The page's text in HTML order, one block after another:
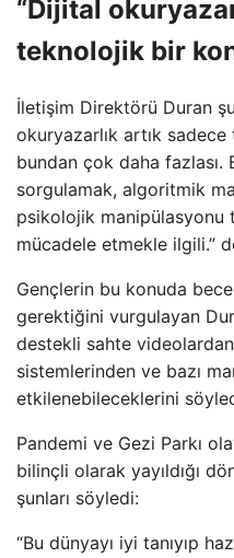
“Dijital
teknolojik bir
İletişim Direktörü Duran
okuryazarlık artık
bundan çok daha fazlası.
sorgulamak, algoritmik
psikolojik manipülasyonu
mücadele etmekle ilgili.”
Gençlerin bu konuda
gerektiğini vurgulayan
destekli sahte
sistemlerinden ve bazı
etkilenebileceklerini
Pandemi ve Gezi Parkı
bilinçli olarak yayıldığı
şunları söyledi:
“Bu dünyayı iyi tanıyıp